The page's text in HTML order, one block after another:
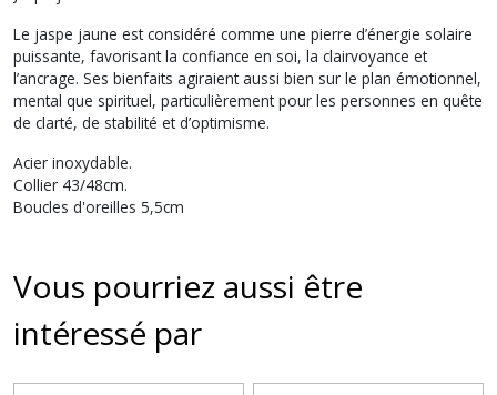
Le jaspe jaune est considéré comme une pierre d’énergie solaire
puissante, favorisant la confiance en soi, la clairvoyance et
l’ancrage. Ses bienfaits agiraient aussi bien sur le plan émotionnel,
mental que spirituel, particulièrement pour les personnes en quête
de clarté, de stabilité et d’optimisme.
Acier inoxydable.
Collier 43/48cm.
Boucles d'oreilles 5,5cm
Vous pourriez aussi être
intéressé par